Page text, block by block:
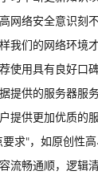
网络安全意识刻
我们的网络环境
使用具有良好口
提供的服务器服
提供更加优质的
求"，如原创性
流畅通顺，逻辑